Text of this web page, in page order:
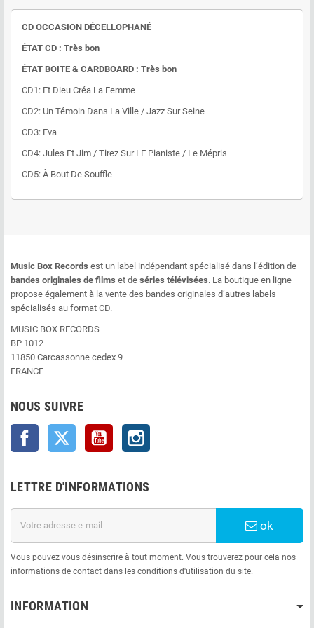
CD OCCASION DÉCELLOPHANÉ
ÉTAT CD : Très bon
ÉTAT BOITE & CARDBOARD : Très bon
CD1: Et Dieu Créa La Femme
CD2: Un Témoin Dans La Ville / Jazz Sur Seine
CD3: Eva
CD4: Jules Et Jim / Tirez Sur LE Pianiste / Le Mépris
CD5: À Bout De Souffle
Music Box Records est un label indépendant spécialisé dans l’édition de
bandes originales de films et de séries télévisées. La boutique en ligne
propose également à la vente des bandes originales d’autres labels
spécialisés au format CD.
MUSIC BOX RECORDS
BP 1012
11850 Carcassonne cedex 9
FRANCE
NOUS SUIVRE
Facebook Twitter YouTube
LETTRE D'INFORMATIONS
ok
Vous pouvez vous désinscrire à tout moment. Vous trouverez pour cela nos
informations de contact dans les conditions d'utilisation du site.
INFORMATION